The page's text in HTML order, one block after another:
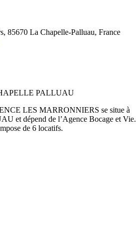
85670 La Chapelle-Palluau, France
PALLUAU
LES MARRONNIERS se situe à
et dépend de l’Agence Bocage et Vie.
de 6 locatifs.